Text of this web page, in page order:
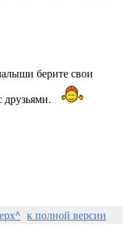
берите свои
к полной версии